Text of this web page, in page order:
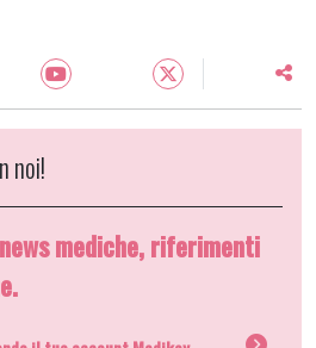
noi!
mediche, riferimenti